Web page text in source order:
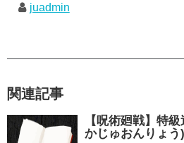
juadmin
関連記事
【呪術廻戦】特
かじゅおんりょう